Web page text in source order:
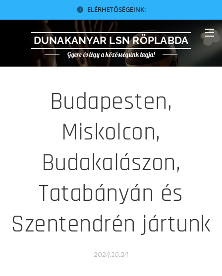
ELÉRHETŐSÉGEINK:
DUNAKANYAR LSN RÖPLABDA
Gyere és légy a közösségünk tagja!
Budapesten,
Miskolcon,
Budakalászon,
Tatabányán és
Szentendrén jártunk
2024.10.24